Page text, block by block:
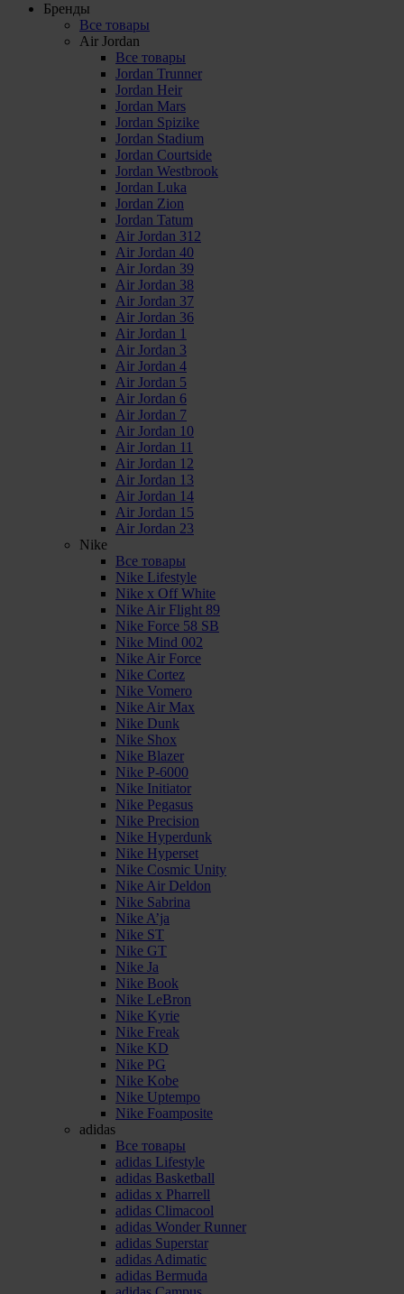
Бренды
Все товары
Air Jordan
Все товары
Jordan Trunner
Jordan Heir
Jordan Mars
Jordan Spizike
Jordan Stadium
Jordan Courtside
Jordan Westbrook
Jordan Luka
Jordan Zion
Jordan Tatum
Air Jordan 312
Air Jordan 40
Air Jordan 39
Air Jordan 38
Air Jordan 37
Air Jordan 36
Air Jordan 1
Air Jordan 3
Air Jordan 4
Air Jordan 5
Air Jordan 6
Air Jordan 7
Air Jordan 10
Air Jordan 11
Air Jordan 12
Air Jordan 13
Air Jordan 14
Air Jordan 15
Air Jordan 23
Nike
Все товары
Nike Lifestyle
Nike x Off White
Nike Air Flight 89
Nike Force 58 SB
Nike Mind 002
Nike Air Force
Nike Cortez
Nike Vomero
Nike Air Max
Nike Dunk
Nike Shox
Nike Blazer
Nike P-6000
Nike Initiator
Nike Pegasus
Nike Precision
Nike Hyperdunk
Nike Hyperset
Nike Cosmic Unity
Nike Air Deldon
Nike Sabrina
Nike A’ja
Nike ST
Nike GT
Nike Ja
Nike Book
Nike LeBron
Nike Kyrie
Nike Freak
Nike KD
Nike PG
Nike Kobe
Nike Uptempo
Nike Foamposite
adidas
Все товары
adidas Lifestyle
adidas Basketball
adidas x Pharrell
adidas Climacool
adidas Wonder Runner
adidas Superstar
adidas Adimatic
adidas Bermuda